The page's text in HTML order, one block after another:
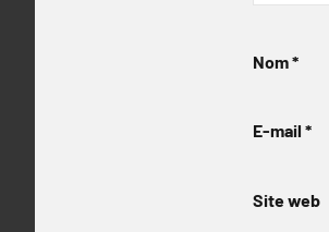
Nom*
E-mail *
Site web